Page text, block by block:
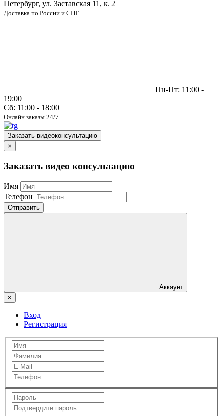
Петербург, ул. Заставская 11, к. 2
Доставка по России и СНГ
Пн-Пт: 11:00 -
19:00
Сб: 11:00 - 18:00
Онлайн заказы 24/7
Заказать видеоконсультацию
×
Заказать видео консультацию
Имя
Телефон
Отправить
Аккаунт
×
Вход
Регистрация